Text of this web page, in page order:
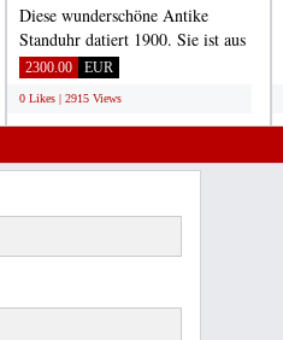
Diese wunderschöne Antike
Standuhr datiert 1900. Sie ist aus
massiver Eiche gefertigt....
2300.00 EUR
0 Likes | 2915 Views